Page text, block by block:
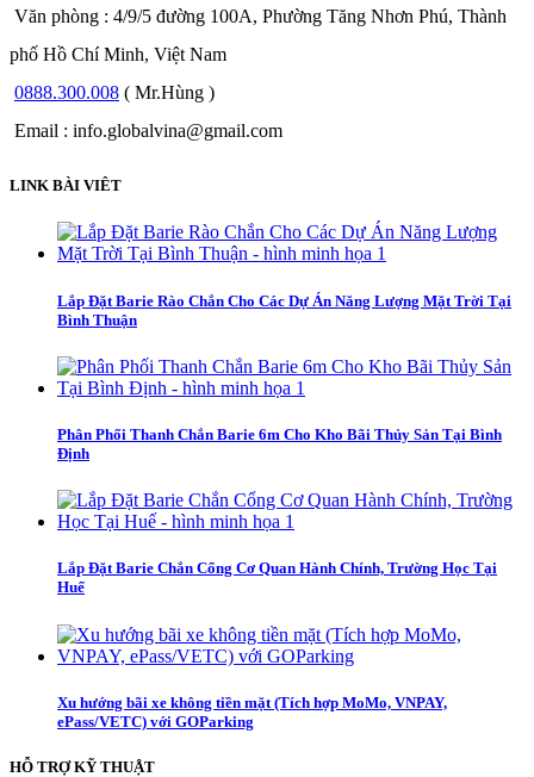
Văn phòng : 4/9/5 đường 100A, Phường Tăng Nhơn Phú, Thành
phố Hồ Chí Minh, Việt Nam
0888.300.008 ( Mr.Hùng )
Email : info.globalvina@gmail.com
LINK BÀI VIÊT
Lắp Đặt Barie Rào Chắn Cho Các Dự Án Năng Lượng Mặt Trời Tại
Bình Thuận
Phân Phối Thanh Chắn Barie 6m Cho Kho Bãi Thủy Sản Tại Bình
Định
Lắp Đặt Barie Chắn Cổng Cơ Quan Hành Chính, Trường Học Tại
Huế
Xu hướng bãi xe không tiền mặt (Tích hợp MoMo, VNPAY,
ePass/VETC) với GOParking
HỖ TRỢ KỸ THUẬT